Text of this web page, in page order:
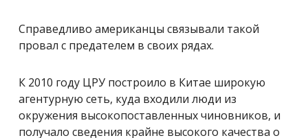
Справедливо американцы связывали такой
провал с предателем в своих рядах.
К 2010 году ЦРУ построило в Китае широкую
агентурную сеть, куда входили люди из
окружения высокопоставленных чиновников, и
получало сведения крайне высокого качества о